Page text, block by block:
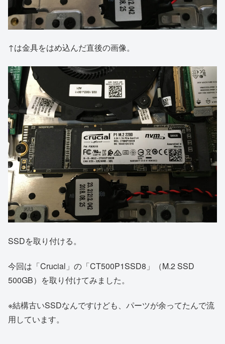
↑は金具をはめ込んだ直後の画像。
SSDを取り付ける。
今回は「Crucial」の「CT500P1SSD8」（M.2 SSD
500GB）を取り付けてみました。
※結構古いSSDなんですけども、パーツが余ってたんで流
用しています。